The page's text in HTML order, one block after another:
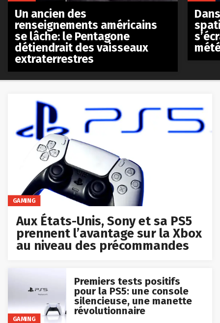
GAMING
Aux États-Unis, Sony et sa PS5
prennent l’avantage sur la Xbox
au niveau des précommandes
GAMING
Premiers tests positifs
pour la PS5: une console
silencieuse, une manette
révolutionnaire
Un ancien des
renseignements américains
se lâche: le Pentagone
détiendrait des vaisseaux
extraterrestres